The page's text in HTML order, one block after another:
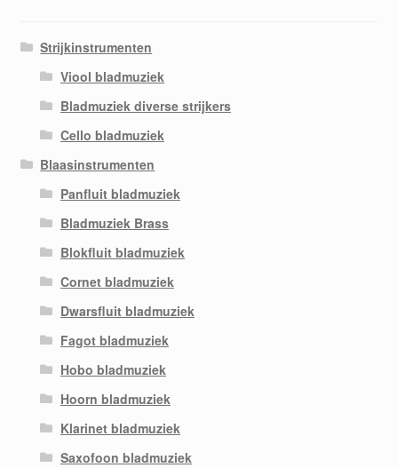
Strijkinstrumenten
Viool bladmuziek
Bladmuziek diverse strijkers
Cello bladmuziek
Blaasinstrumenten
Panfluit bladmuziek
Bladmuziek Brass
Blokfluit bladmuziek
Cornet bladmuziek
Dwarsfluit bladmuziek
Fagot bladmuziek
Hobo bladmuziek
Hoorn bladmuziek
Klarinet bladmuziek
Saxofoon bladmuziek